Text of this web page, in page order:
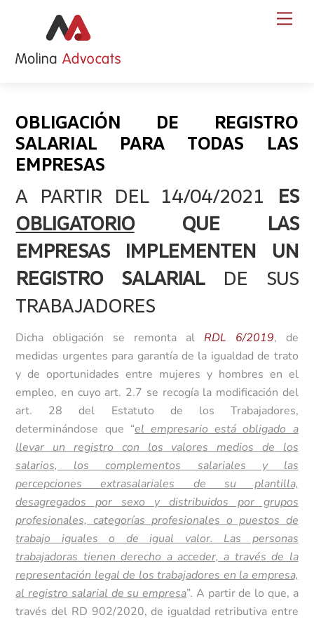
OBLIGACIÓN DE REGISTRO
SALARIAL PARA TODAS LAS
EMPRESAS
A PARTIR DEL 14/04/2021
ES
OBLIGATORIOQUE LAS
EMPRESAS IMPLEMENTEN UN
REGISTRO SALARIALDE SUS
TRABAJADORES
Dicha obligación se remonta al RDL 6/2019, de
medidas urgentes para garantía de la igualdad de trato
y de oportunidades entre mujeres y hombres en el
empleo, en cuyo art. 2.7 se recogía la modificación del
art. 28 del Estatuto de los Trabajadores,
determinándose que “el empresario está obligado a
llevar un registro con los valores medios de los
salarios, los complementos salariales y las
percepciones extrasalariales de su plantilla,
desagregados por sexo y distribuidos por grupos
profesionales, categorías profesionales o puestos de
trabajo iguales o de igual valor. Las personas
trabajadoras tienen derecho a acceder, a través de la
representación legal de los trabajadores en la empresa,
al registro salarial de su empresa”. A partir de lo que, a
través del RD 902/2020, de igualdad retributiva entre